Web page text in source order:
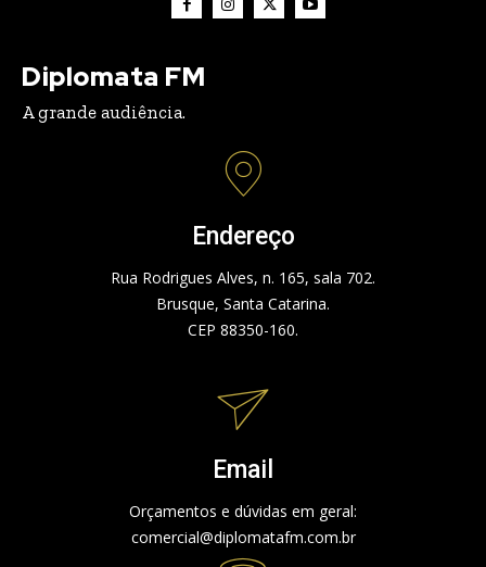
Diplomata FM
A grande audiência.
Endereço
Rua Rodrigues Alves, n. 165, sala 702.
Brusque, Santa Catarina.
CEP 88350-160.
Email
Orçamentos e dúvidas em geral:
comercial@diplomatafm.com.br